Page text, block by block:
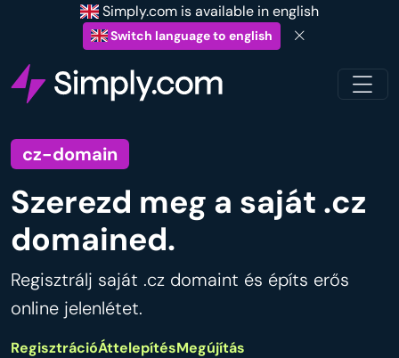
Simply.com is available in english
Switch language to english
cz-domain
Szerezd meg a saját .cz
domained.
Regisztrálj saját .cz domaint és építs erős
online jelenlétet.
RegisztrációÁttelepítésMegújítás